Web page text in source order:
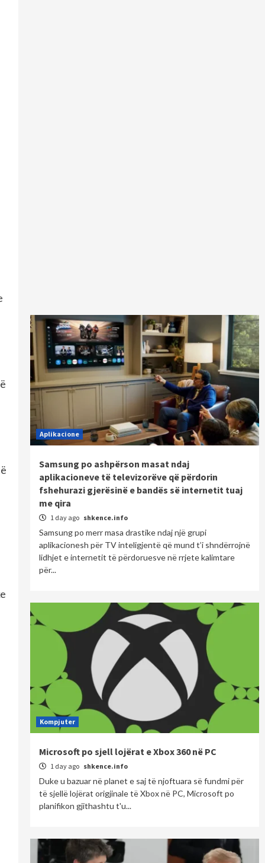
Aplikacione
Samsung po ashpërson masat ndaj
aplikacioneve të televizorëve që përdorin
fshehurazi gjerësinë e bandës së internetit tuaj
me qira
1 day ago shkence.info
Samsung po merr masa drastike ndaj një grupi
aplikacionesh për TV inteligjentë që mund t’i shndërrojnë
lidhjet e internetit të përdoruesve në rrjete kalimtare
për...
Kompjuter
Microsoft po sjell lojërat e Xbox 360 në PC
1 day ago shkence.info
Duke u bazuar në planet e saj të njoftuara së fundmi për
të sjellë lojërat origjinale të Xbox në PC, Microsoft po
planifikon gjithashtu t'u...